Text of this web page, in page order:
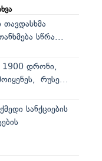
თავდასხმა
სწრა...
1900 დრონი,
რუსე...
სანქციების